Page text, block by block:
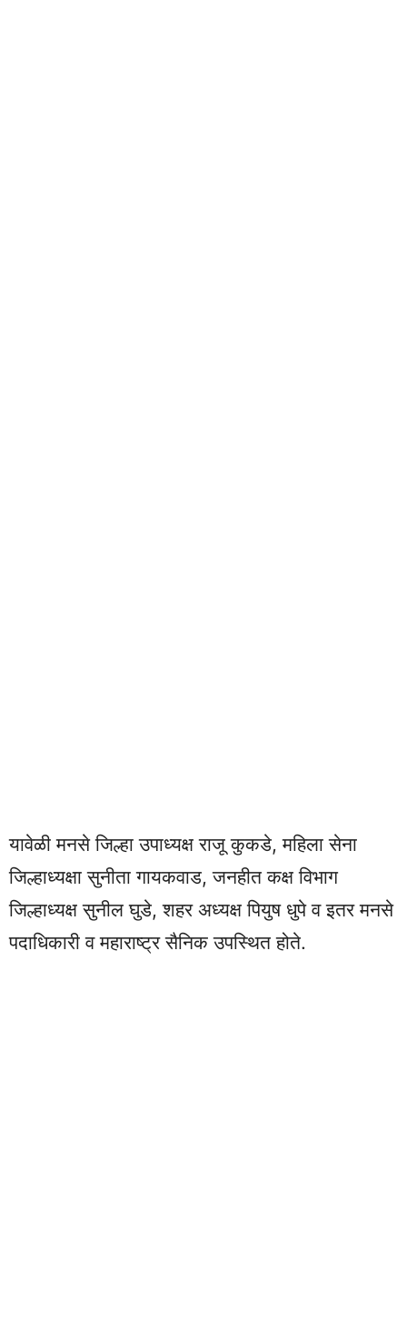
यावेळी मनसे जिल्हा उपाध्यक्ष राजू कुकडे, महिला सेना
जिल्हाध्यक्षा सुनीता गायकवाड, जनहीत कक्ष विभाग
जिल्हाध्यक्ष सुनील घुडे, शहर अध्यक्ष पियुष धुपे व इतर मनसे
पदाधिकारी व महाराष्ट्र सैनिक उपस्थित होते.